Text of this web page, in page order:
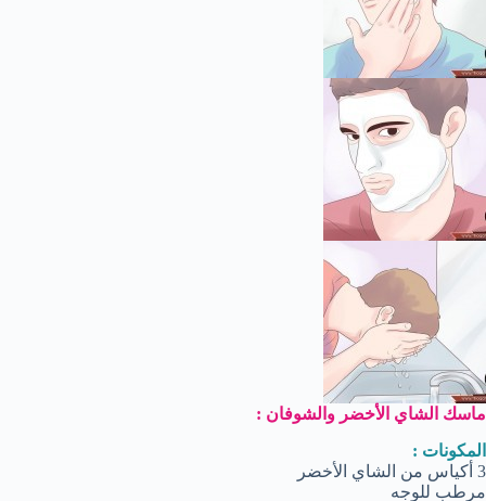
ماسك الشاي الأخضر والشوفان :
المكونات :
3 أكياس من الشاي الأخضر
مرطب للوجه